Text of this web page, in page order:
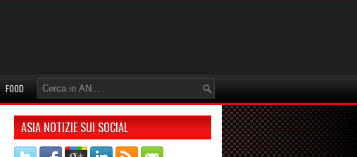
FOOD
ASIA NOTIZIE SUI SOCIAL